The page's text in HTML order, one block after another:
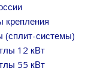
крепления
системы)
12 кВт
55 кВт